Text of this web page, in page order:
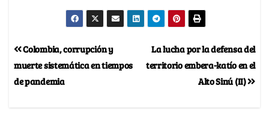
La lucha por la defensa del
territorio embera-katío en el
Alto Sinú (II)
Colombia, corrupción y
muerte sistemática en tiempos
de pandemia